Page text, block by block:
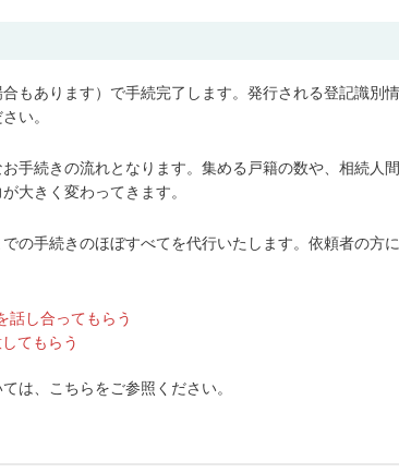
もあります）で手続完了します。発行される登記識別
い。
手続きの流れとなります。集める戸籍の数や、相続人
大きく変わってきます。
の手続きのほぼすべてを代行いたします。依頼者の方
話し合ってもらう
てもらう
は、こちらをご参照ください。